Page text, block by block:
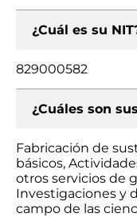
¿Cuál es su
829000582
¿Cuáles son
Fabricación de
básicos,
otros servicios de
Investigaciones y
campo de las